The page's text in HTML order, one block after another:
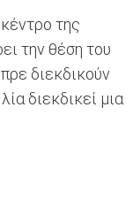
της
την θέση του
διεκδικούν
διεκδικεί μια